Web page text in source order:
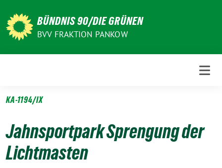
zum
Inhalt
BÜNDNIS 90/DIE GRÜNEN
BVV FRAKTION PANKOW
KA-1194/IX
Jahnsportpark Sprengung der
Lichtmasten